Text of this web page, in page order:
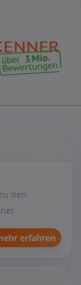
den
erfahren